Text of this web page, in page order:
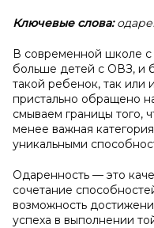
Ключевые слова:
В современной школе с
больше детей с ОВЗ, и
такой ребенок, так или
пристально обращено
смываем границы того,
менее важная
уникальными
Одаренность — это
сочетание
возможность
успеха в выполнении